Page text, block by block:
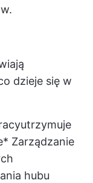
dzieje się w
utrzymuje
* Zarządzanie
hubu